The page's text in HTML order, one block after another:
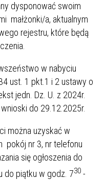
dysponować swoim
małżonki/a, aktualnym
rejestru, które będą
w nabyciu
ust. 1 pkt.1 i 2 ustawy o
jedn. Dz. U. z 2024r.
do 29.12.2025r.
można uzyskać w
pokój nr 3, nr telefonu
się ogłoszenia do
do piątku w godz. 730 -